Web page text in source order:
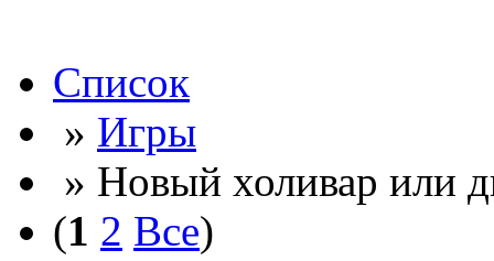
Список
» Игры
» Новый холивар или
(1 2 Все)